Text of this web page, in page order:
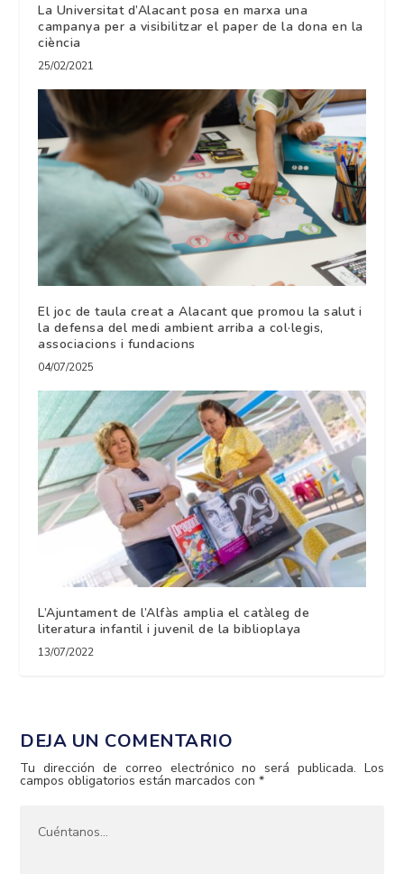
La Universitat d’Alacant posa en marxa una
campanya per a visibilitzar el paper de la dona en la
ciència
25/02/2021
El joc de taula creat a Alacant que promou la salut i
la defensa del medi ambient arriba a col·legis,
associacions i fundacions
04/07/2025
L’Ajuntament de l’Alfàs amplia el catàleg de
literatura infantil i juvenil de la biblioplaya
13/07/2022
DEJA UN COMENTARIO
Tu dirección de correo electrónico no será publicada. Los
campos obligatorios están marcados con*